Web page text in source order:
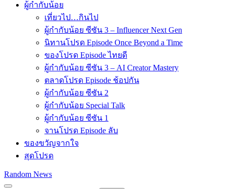
ผู้กำกับน้อย
เที่ยวไป…กินไป
ผู้กำกับน้อย ซีซัน 3 – Influencer Next Gen
นิทานโปรด Episode Once Beyond a Time
ของโปรด Episode ไทยดี
ผู้กำกับน้อย ซีซัน 3 – AI Creator Mastery
ตลาดโปรด Episode ช้อปกัน
ผู้กำกับน้อย ซีซัน 2
ผู้กำกับน้อย Special Talk
ผู้กำกับน้อย ซีซัน 1
จานโปรด Episode ลับ
ของขวัญจากใจ
สุดโปรด
Random News